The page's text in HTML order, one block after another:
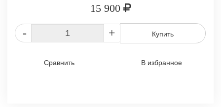
15 900
- + Купить
Сравнить В избранное